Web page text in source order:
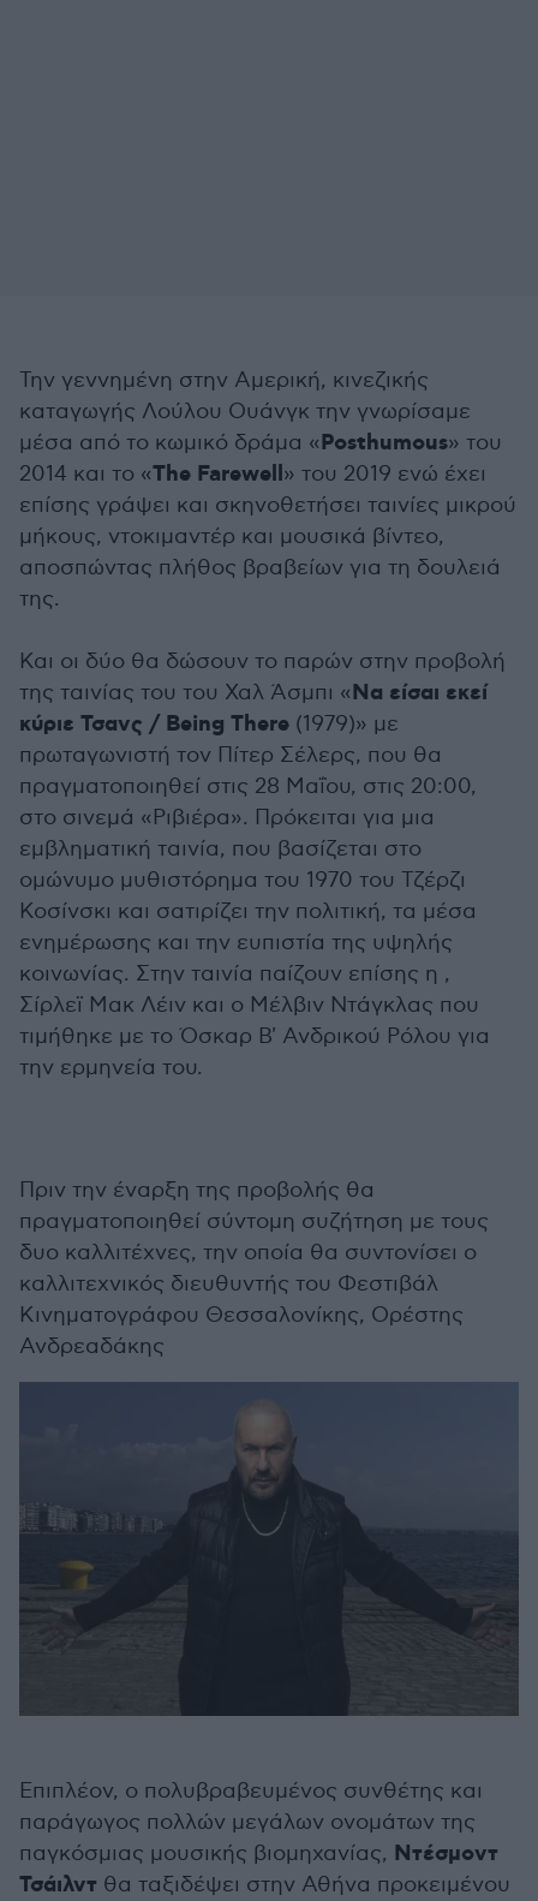
Την γεννημένη στην Αμερική, κινεζικής
καταγωγής Λούλου Ουάνγκ την γνωρίσαμε
μέσα από το κωμικό δράμα «Posthumous» του
2014 και το «The Farewell» του 2019 ενώ έχει
επίσης γράψει και σκηνοθετήσει ταινίες μικρού
μήκους, ντοκιμαντέρ και μουσικά βίντεο,
αποσπώντας πλήθος βραβείων για τη δουλειά
της.
Και οι δύο θα δώσουν το παρών στην προβολή
της ταινίας του του Χαλ Άσμπι «Να είσαι εκεί
κύριε Τσανς / Being There (1979)» με
πρωταγωνιστή τον Πίτερ Σέλερς, που θα
πραγματοποιηθεί στις 28 Μαΐου, στις 20:00,
στο σινεμά «Ριβιέρα». Πρόκειται για μια
εμβληματική ταινία, που βασίζεται στο
ομώνυμο μυθιστόρημα του 1970 του Τζέρζι
Κοσίνσκι και σατιρίζει την πολιτική, τα μέσα
ενημέρωσης και την ευπιστία της υψηλής
κοινωνίας. Στην ταινία παίζουν επίσης η ,
Σίρλεϊ Μακ Λέιν και ο Μέλβιν Ντάγκλας που
τιμήθηκε με το Όσκαρ Β' Ανδρικού Ρόλου για
την ερμηνεία του.
Πριν την έναρξη της προβολής θα
πραγματοποιηθεί σύντομη συζήτηση με τους
δυο καλλιτέχνες, την οποία θα συντονίσει ο
καλλιτεχνικός διευθυντής του Φεστιβάλ
Κινηματογράφου Θεσσαλονίκης, Ορέστης
Ανδρεαδάκης
Επιπλέον, ο πολυβραβευμένος συνθέτης και
παράγωγος πολλών μεγάλων ονομάτων της
παγκόσμιας μουσικής βιομηχανίας, Ντέσμοντ
Τσάιλντ θα ταξιδέψει στην Αθήνα προκειμένου